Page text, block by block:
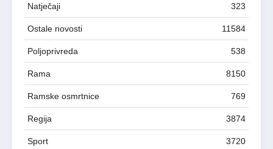
Natječaji 323
Ostale novosti 11584
Poljoprivreda 538
Rama 8150
Ramske osmrtnice 769
Regija 3874
Sport 3720